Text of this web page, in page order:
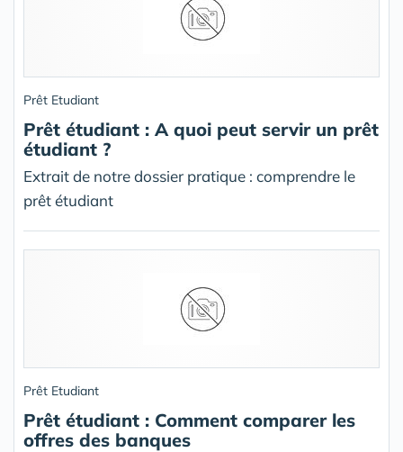
Prêt Etudiant
Prêt étudiant : A quoi peut servir un prêt
étudiant ?
Extrait de notre dossier pratique : comprendre le
prêt étudiant
Prêt Etudiant
Prêt étudiant : Comment comparer les
offres des banques